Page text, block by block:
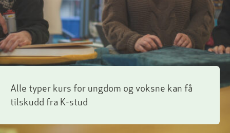
Alle typer kurs for ungdom og voksne kan få
tilskudd fra K-stud